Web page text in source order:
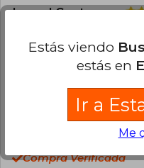
Ismael Contreras
Compra Verificada
Muy buen libro,
Esta opinión es
Compra Verificada
Estás viendo
estás en
Ir a
Me